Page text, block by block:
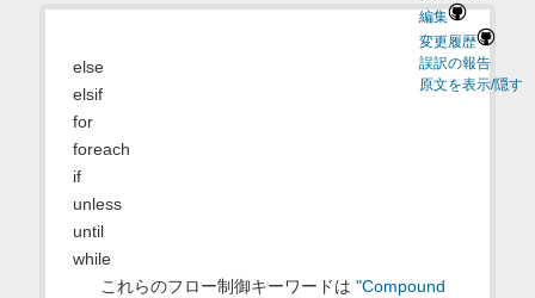
編集
変更履歴
誤訳の報告
原文を表示/隠す
else
elsif
for
foreach
if
unless
until
while
これらのフロー制御キーワードは "Compound